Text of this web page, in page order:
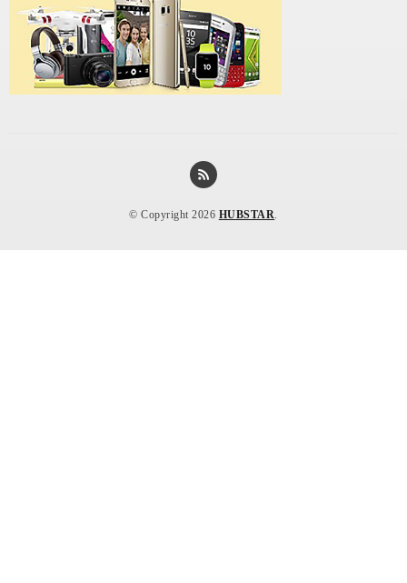
© Copyright 2026 HUBSTAR.